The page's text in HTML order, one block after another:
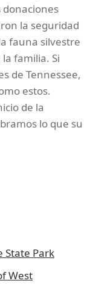
donaciones
la seguridad
fauna silvestre
familia. Si
de Tennessee,
estos.
de la
lo que su
State Park
West